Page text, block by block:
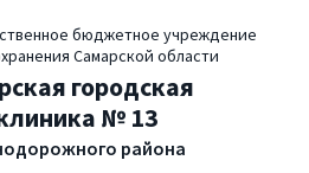
бюджетное учреждение
Самарской области
городская
№ 13
района